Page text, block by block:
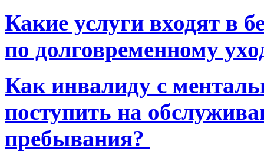
Какие услуги входят в
по долговременному
Как инвалиду с
поступить на
пребывания?